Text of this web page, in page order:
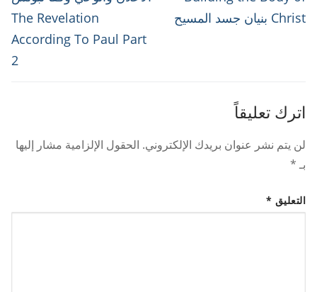
post:
Christ بنيان جسد المسيح
The Revelation
According To Paul Part
2
اترك تعليقاً
لن يتم نشر عنوان بريدك الإلكتروني. الحقول الإلزامية مشار إليها
بـ*
التعليق *